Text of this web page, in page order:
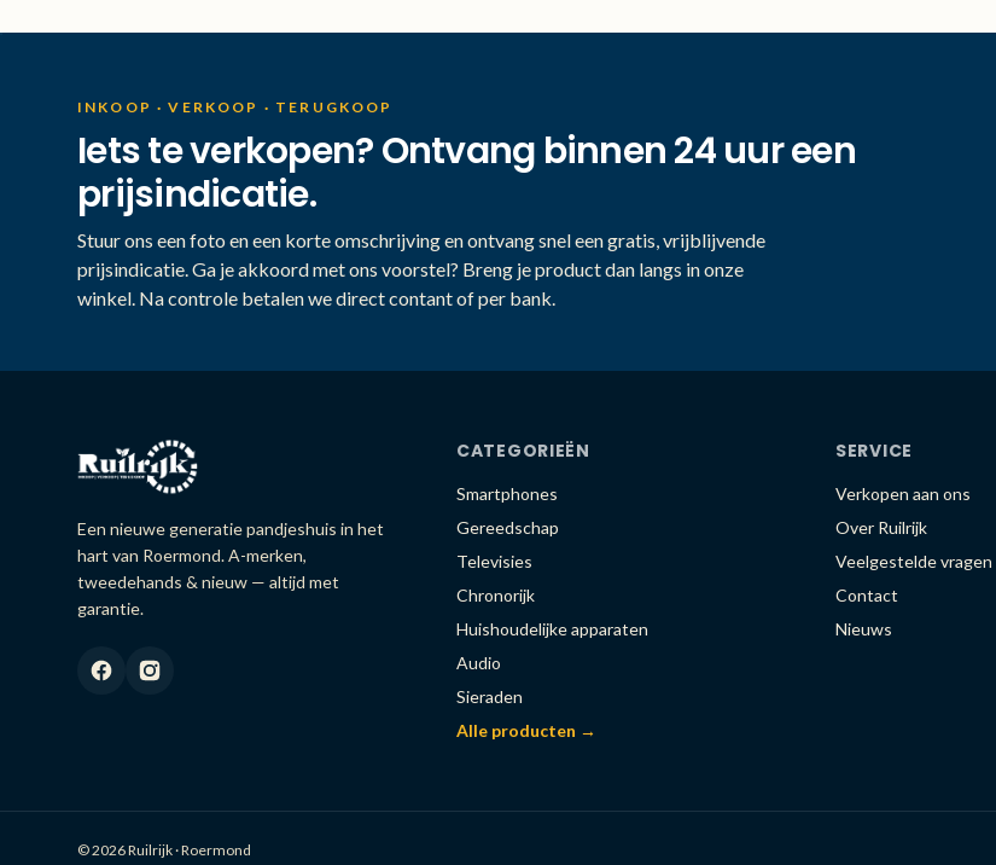
INKOOP · VERKOOP · TERUGKOOP
Iets te verkopen? Ontvang binnen 24 uur een
prijsindicatie.
Stuur ons een foto en een korte omschrijving en ontvang snel een gratis, vrijblijvende
prijsindicatie. Ga je akkoord met ons voorstel? Breng je product dan langs in onze
winkel. Na controle betalen we direct contant of per bank.
Een nieuwe generatie pandjeshuis in het
hart van Roermond. A-merken,
tweedehands & nieuw — altijd met
garantie.
CATEGORIEËN
Smartphones
Gereedschap
Televisies
Chronorijk
Huishoudelijke apparaten
Audio
Sieraden
Alle producten →
SERVICE
Verkopen aan ons
Over Ruilrijk
Veelgestelde vragen
Contact
Nieuws
© 2026 Ruilrijk · Roermond